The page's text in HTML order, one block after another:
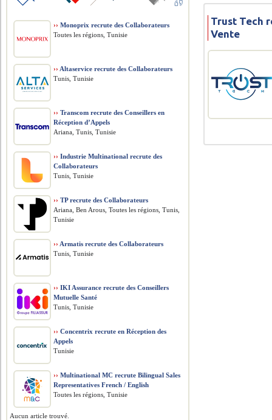
Trust Tech
Vente
›› Monoprix recrute des Collaborateurs
Toutes les régions, Tunisie
›› Altaservice recrute des Collaborateurs
Tunis, Tunisie
›› Transcom recrute des Conseillers en
Réception d’Appels
Ariana, Tunis, Tunisie
›› Industrie Multinational recrute des
Collaborateurs
Tunis, Tunisie
›› TP recrute des Collaborateurs
Ariana, Ben Arous, Toutes les régions, Tunis,
Tunisie
›› Armatis recrute des Collaborateurs
Tunis, Tunisie
›› IKI Assurance recrute des Conseillers
Mutuelle Santé
Tunis, Tunisie
›› Concentrix recrute en Réception des
Appels
Tunisie
›› Multinational MC recrute Bilingual Sales
Representatives French / English
Toutes les régions, Tunisie
Aucun article trouvé.